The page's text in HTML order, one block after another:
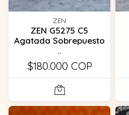
ZEN
ZEN G5275 C5
Agatada Sobrepuesto
..
$180.000 COP